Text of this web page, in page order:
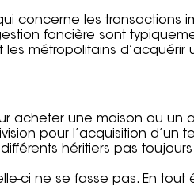
concerne les transactions
foncière sont
métropolitains d’acquérir
acheter une maison ou un
pour l’acquisition d’un
héritiers pas
ci ne se fasse pas. En